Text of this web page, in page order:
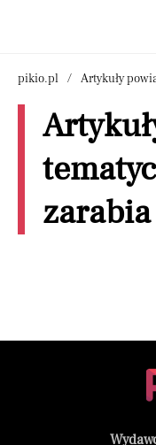
pikio.pl Artykuły
zarabia